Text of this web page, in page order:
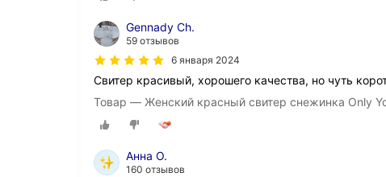
Gennady Ch.
59 отзывов
6 января 2024
Свитер красивый, хорошего качества, но чуть
Товар — Женский красный свитер снежинка Only
Анна О.
160 отзывов